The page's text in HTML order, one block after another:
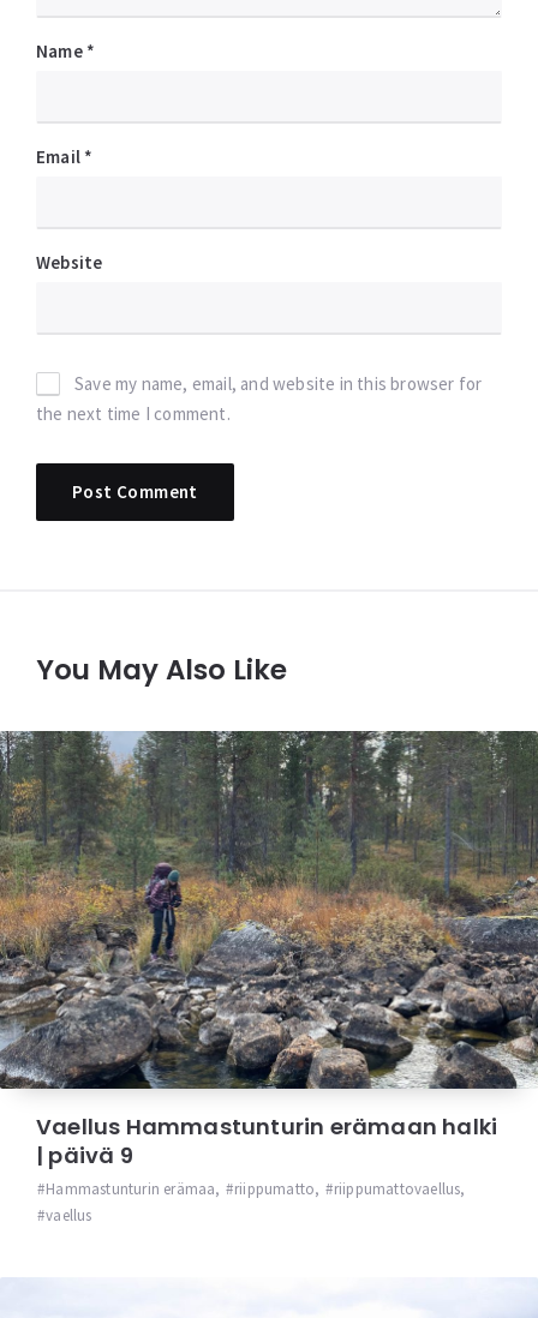
Name *
Email *
Website
Save my name, email, and website in this browser for
the next time I comment.
You May Also Like
Vaellus Hammastunturin erämaan halki
| päivä 9
Hammastunturin erämaa, riippumatto, riippumattovaellus,
vaellus